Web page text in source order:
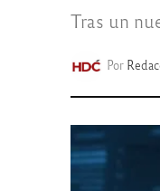
Tras un
Por